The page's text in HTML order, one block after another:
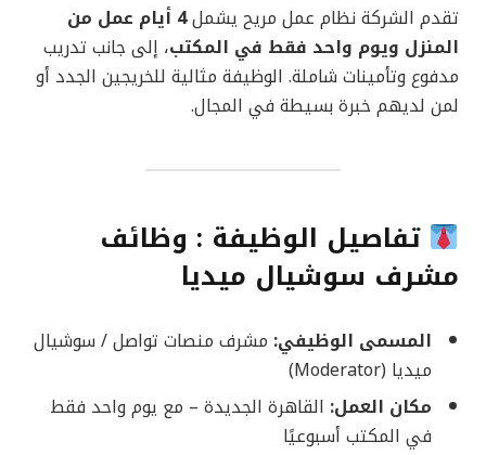
تقدم الشركة نظام عمل مريح يشمل 4 أيام عمل من
المنزل ويوم واحد فقط في المكتب، إلى جانب تدريب
مدفوع وتأمينات شاملة. الوظيفة مثالية للخريجين الجدد أو
لمن لديهم خبرة بسيطة في المجال.
تفاصيل الوظيفة : وظائف
مشرف سوشيال ميديا
المسمى الوظيفي: مشرف منصات تواصل / سوشيال
ميديا (Moderator)
مكان العمل: القاهرة الجديدة – مع يوم واحد فقط
في المكتب أسبوعيًا